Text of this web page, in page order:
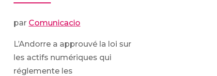
par Comunicacio
L’Andorre a approuvé la loi sur
les actifs numériques qui
réglemente les